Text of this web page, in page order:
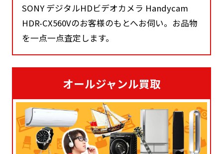
SONY デジタルHDビデオカメラ Handycam
HDR-CX560Vのお客様のもとへお伺い。お品物
を一点一点査定します。
オールジャンル買取